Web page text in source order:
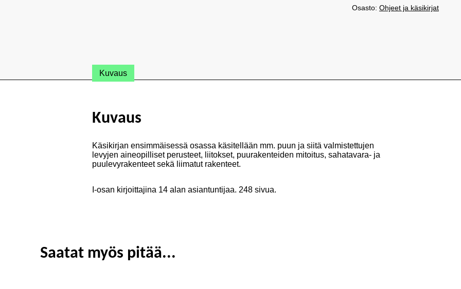
Osasto: Ohjeet ja käsikirjat
Kuvaus
Kuvaus
Käsikirjan ensimmäisessä osassa käsitellään mm. puun ja siitä valmistettujen
levyjen aineopilliset perusteet, liitokset, puurakenteiden mitoitus, sahatavara- ja
puulevyrakenteet sekä liimatut rakenteet.
I-osan kirjoittajina 14 alan asiantuntijaa. 248 sivua.
Saatat myös pitää...